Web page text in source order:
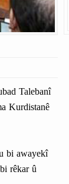
Talebanî
Kurdistanê
bi awayekî
rêkar û